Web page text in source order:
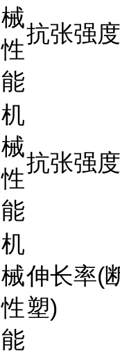
械
性
能
抗张强度
机
械
性
能
抗张强度
机
械
性
能
伸长率(
塑)